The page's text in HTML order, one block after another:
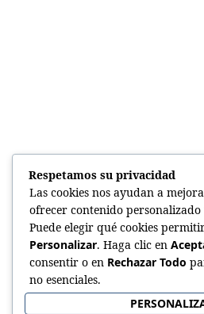
Respetamos su privacidad
Las cookies nos ayudan a
ofrecer contenido
Puede elegir qué cookies
Personalizar. Haga clic en
consentir o en Rechazar Todo
no esenciales.